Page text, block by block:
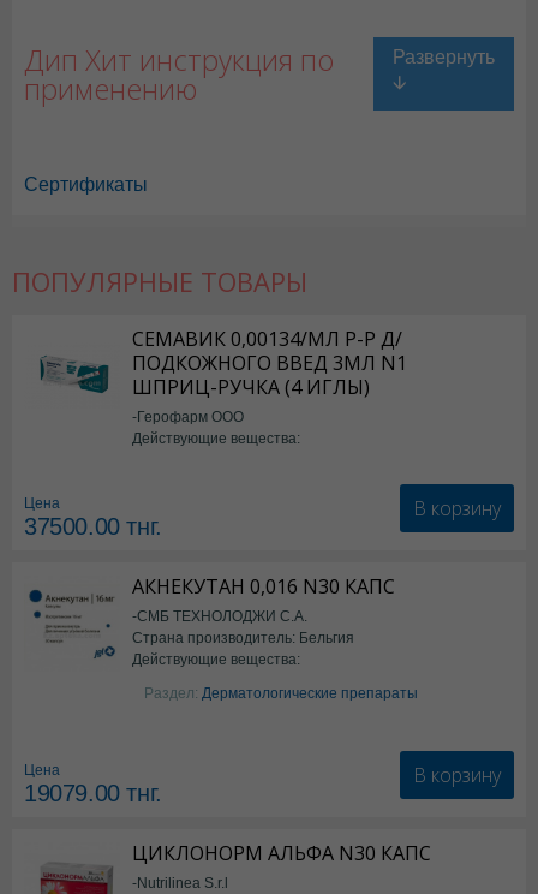
Дип Хит инструкция по
применению
Дип Хит в Астане , Дип Хит в Уральске
Сертификаты
ПОПУЛЯРНЫЕ ТОВАРЫ
СЕМАВИК 0,00134/МЛ Р-Р Д/
ПОДКОЖНОГО ВВЕД 3МЛ N1
ШПРИЦ-РУЧКА (4 ИГЛЫ)
-Герофарм ООО
Действующие вещества:
Цена
37500.00тнг.
В корзину
АКНЕКУТАН 0,016 N30 КАПС
-СМБ ТЕХНОЛОДЖИ С.А.
Страна производитель: Бельгия
Действующие вещества:
Изотретиноин
Раздел: Дерматологические препараты
Цена
19079.00тнг.
В корзину
ЦИКЛОНОРМ АЛЬФА N30 КАПС
-Nutrilinea S.r.l